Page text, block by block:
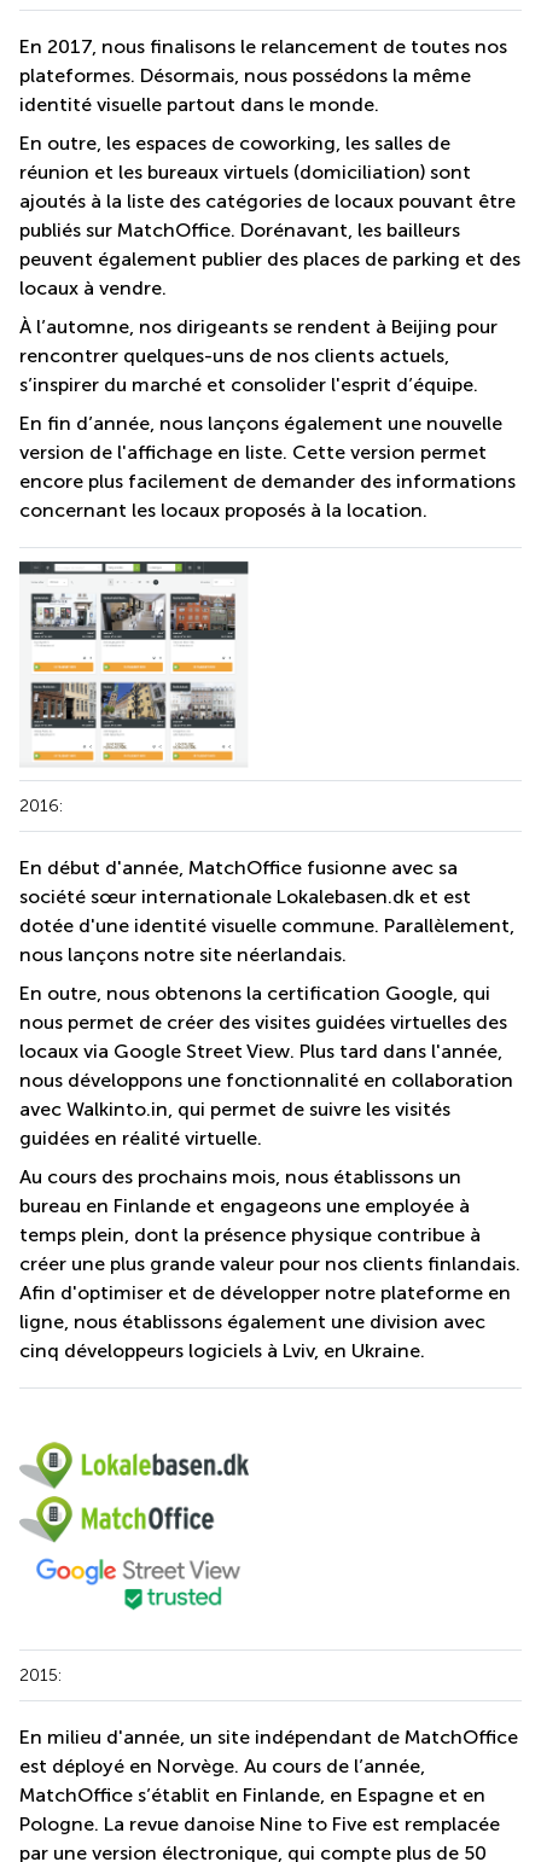
En 2017, nous finalisons le relancement de toutes nos
plateformes. Désormais, nous possédons la même
identité visuelle partout dans le monde.
En outre, les espaces de coworking, les salles de
réunion et les bureaux virtuels (domiciliation) sont
ajoutés à la liste des catégories de locaux pouvant être
publiés sur MatchOffice. Dorénavant, les bailleurs
peuvent également publier des places de parking et des
locaux à vendre.
À l’automne, nos dirigeants se rendent à Beijing pour
rencontrer quelques-uns de nos clients actuels,
s’inspirer du marché et consolider l'esprit d’équipe.
En fin d’année, nous lançons également une nouvelle
version de l'affichage en liste. Cette version permet
encore plus facilement de demander des informations
concernant les locaux proposés à la location.
2016:
En début d'année, MatchOffice fusionne avec sa
société sœur internationale Lokalebasen.dk et est
dotée d'une identité visuelle commune. Parallèlement,
nous lançons notre site néerlandais.
En outre, nous obtenons la certification Google, qui
nous permet de créer des visites guidées virtuelles des
locaux via Google Street View. Plus tard dans l'année,
nous développons une fonctionnalité en collaboration
avec Walkinto.in, qui permet de suivre les visités
guidées en réalité virtuelle.
Au cours des prochains mois, nous établissons un
bureau en Finlande et engageons une employée à
temps plein, dont la présence physique contribue à
créer une plus grande valeur pour nos clients finlandais.
Afin d'optimiser et de développer notre plateforme en
ligne, nous établissons également une division avec
cinq développeurs logiciels à Lviv, en Ukraine.
2015:
En milieu d'année, un site indépendant de MatchOffice
est déployé en Norvège. Au cours de l’année,
MatchOffice s’établit en Finlande, en Espagne et en
Pologne. La revue danoise Nine to Five est remplacée
par une version électronique, qui compte plus de 50